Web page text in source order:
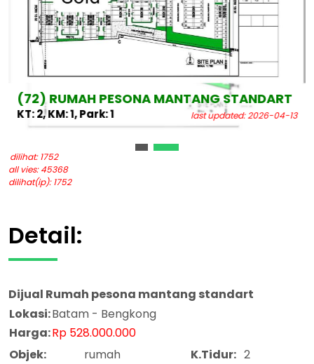
(72) RUMAH PESONA MANTANG STANDART
last updated: 2026-04-13
KT: 2, KM: 1, Park: 1
dilihat: 1752
all vies: 45368
dilihat(ip): 1752
Detail:
Dijual Rumah pesona mantang standart
Lokasi:Batam - Bengkong
Harga:Rp 528.000.000
Objek:
rumah K.Tidur: 2